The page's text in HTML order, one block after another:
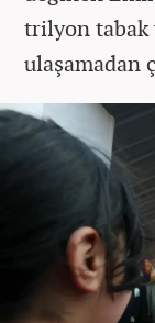
trilyon tabak